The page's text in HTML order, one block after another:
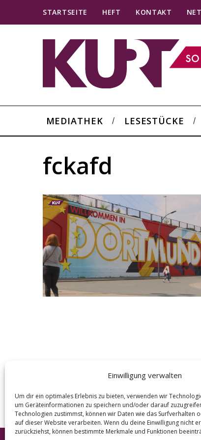
Einwilligung verwalten
Um dir ein optimales Erlebnis zu bieten, verwenden wir
um Geräteinformationen zu speichern und/oder darauf
Technologien zustimmst, können wir Daten wie das Surfverhalten
auf dieser Website verarbeiten. Wenn du deine Einwilligung nicht
zurückziehst, können bestimmte Merkmale und Funktionen
STARTSEITE HEFT KONTAKT
MEDIATHEK LESESTÜCKE
fckafd
S
e
a
c
f
o